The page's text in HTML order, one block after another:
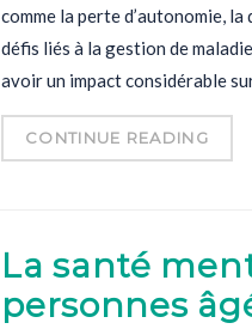
comme la perte d’autonomie,
défis liés à la gestion de
avoir un impact considérable
CONTINUE READING
La santé
personnes